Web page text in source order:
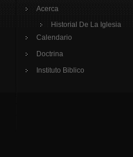
Acerca
Historial De La Iglesia
Calendario
Doctrina
Instituto Biblico